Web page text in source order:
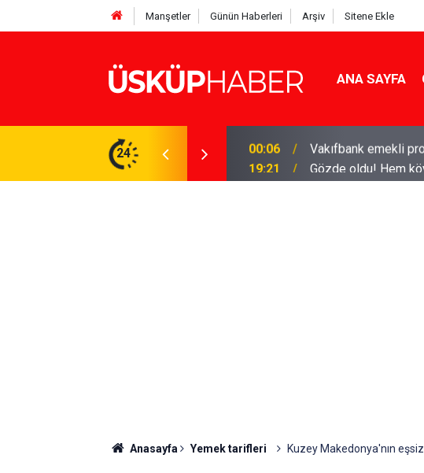
Manşetler Günün Haberleri Arşiv Sitene Ekle
ANA SAYFA
24 19:21 Gözde oldu! Hem
Anasayfa Yemek tarifleri Kuzey Makedonya'nın